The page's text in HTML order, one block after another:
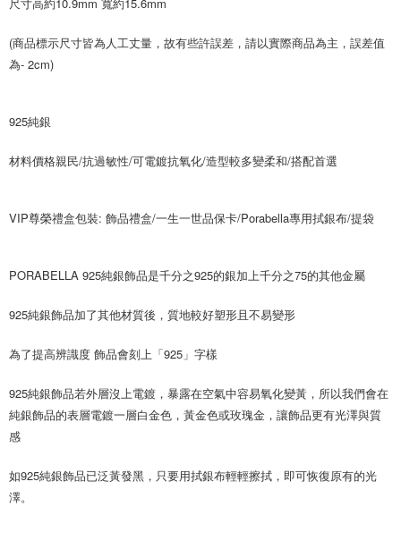
２．關於個人資料處理事宜，請瀏覽以下網址：
３．未成年的使用者請事先徵得法定代理人或監護人之同意方可使用
「AFTEE先享後付」，若未經同意申辦者引起之損失，本公司不負相關責
請求用戶進行身份認證。
恩沛科技股份有限公司將有權停止該用戶之使用額度並採取法律行動。
(商品標示尺寸皆為人工丈量，故有些許誤差，請以實際商品為主，誤差值
為- 2cm)
925純銀
材料價格親民/抗過敏性/可電鍍抗氧化/造型較多變柔和/搭配首選
VIP尊榮禮盒包裝: 飾品禮盒/一生一世品保卡/Porabella專用拭銀布/提袋
PORABELLA 925純銀飾品是千分之925的銀加上千分之75的其他金屬
925純銀飾品加了其他材質後，質地較好塑形且不易變形
為了提高辨識度 飾品會刻上「925」字樣
925純銀飾品若外層沒上電鍍，暴露在空氣中容易氧化變黃，所以我們會在
純銀飾品的表層電鍍一層白金色，黃金色或玫瑰金，讓飾品更有光澤與質
感
如925純銀飾品已泛黃發黑，只要用拭銀布輕輕擦拭，即可恢復原有的光
澤。